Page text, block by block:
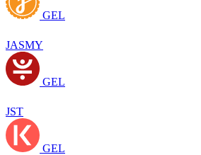
GEL
JASMY
GEL
JST
GEL